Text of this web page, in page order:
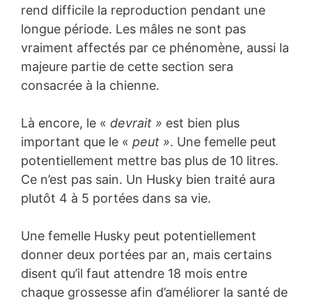
rend difficile la reproduction pendant une
longue période. Les mâles ne sont pas
vraiment affectés par ce phénomène, aussi la
majeure partie de cette section sera
consacrée à la chienne.
Là encore, le « devrait » est bien plus
important que le « peut ». Une femelle peut
potentiellement mettre bas plus de 10 litres.
Ce n’est pas sain. Un Husky bien traité aura
plutôt 4 à 5 portées dans sa vie.
Une femelle Husky peut potentiellement
donner deux portées par an, mais certains
disent qu’il faut attendre 18 mois entre
chaque grossesse afin d’améliorer la santé de